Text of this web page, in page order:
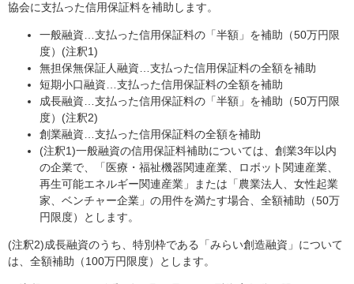
協会に支払った信用保証料を補助します。
一般融資…支払った信用保証料の「半額」を補助（50万円限
度）(注釈1)
無担保無保証人融資…支払った信用保証料の全額を補助
短期小口融資…支払った信用保証料の全額を補助
成長融資…支払った信用保証料の「半額」を補助（50万円限
度）(注釈2)
創業融資…支払った信用保証料の全額を補助
(注釈1)一般融資の信用保証料補助については、創業3年以内
の企業で、「医療・福祉機器関連産業、ロボット関連産業、
再生可能エネルギー関連産業」または「農業法人、女性起業
家、ベンチャー企業」の用件を満たす場合、全額補助（50万
円限度）とします。
(注釈2)成長融資のうち、特別枠である「みらい創造融資」について
は、全額補助（100万円限度）とします。